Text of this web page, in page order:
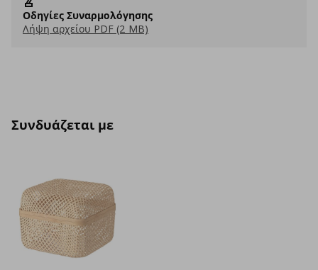
Οδηγίες Συναρμολόγησης
Λήψη αρχείου PDF (2 MB)
Συνδυάζεται με